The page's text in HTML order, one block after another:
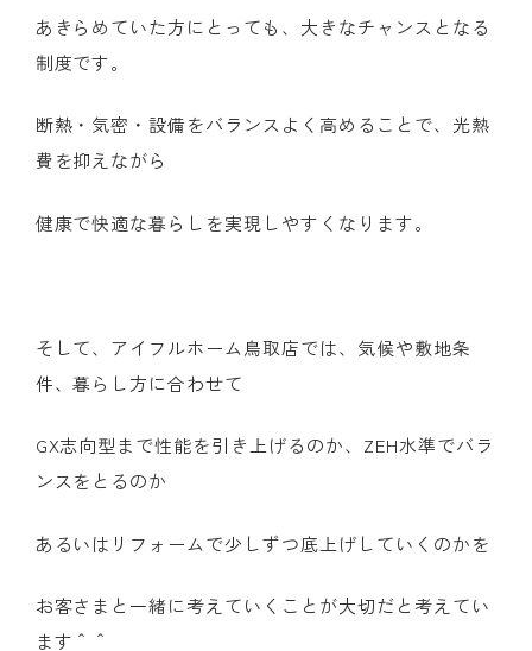
あきらめていた方にとっても、大きなチャンスとなる
制度です。
断熱・気密・設備をバランスよく高めることで、光熱
費を抑えながら
健康で快適な暮らしを実現しやすくなります。
そして、アイフルホーム鳥取店では、気候や敷地条
件、暮らし方に合わせて
GX志向型まで性能を引き上げるのか、 ZEH水準でバラ
ンスをとるのか
あるいはリフォームで少しずつ底上げしていくのかを
お客さまと一緒に考えていくことが大切だと考えてい
ます＾＾